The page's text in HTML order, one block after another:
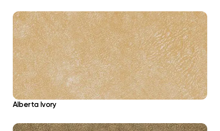
Alberta Ivory